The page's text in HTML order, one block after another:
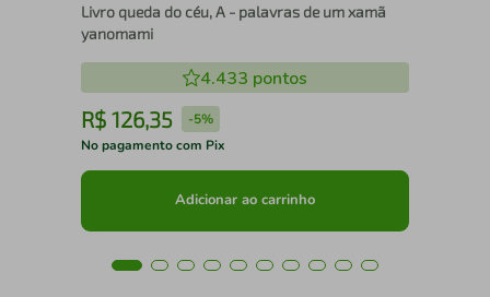
Livro queda do céu, A - palavras de um xamã
yanomami
4.433 pontos
R$ 126,35 -5%
No pagamento com Pix
Adicionar ao carrinho